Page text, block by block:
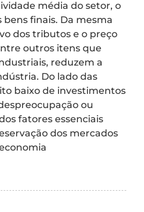
média do setor, o
finais. Da mesma
dos tributos e o preço
outros itens que
reduzem a
Do lado das
baixo de investimentos
ou
fatores essenciais
dos mercados